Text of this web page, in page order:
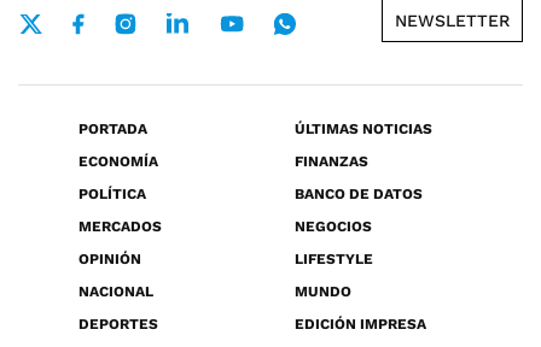
NEWSLETTER
PORTADA
ÚLTIMAS NOTICIAS
ECONOMÍA
FINANZAS
POLÍTICA
BANCO DE DATOS
MERCADOS
NEGOCIOS
OPINIÓN
LIFESTYLE
NACIONAL
MUNDO
DEPORTES
EDICIÓN IMPRESA